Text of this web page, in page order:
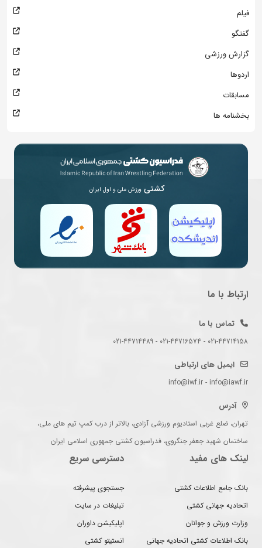
فیلم
گفتگو
گزارش ورزشی
اردوها
مسابقات
بخشنامه ها
کشتی ورزش ملی و اول ایران
ارتباط با ما
تماس با ما
021-44714158 - 021-44716574 - 021-44714489
ایمیل های ارتباطی
info@iwf.ir - info@iawf.ir
آدرس
تهران، ضلع غربی استادیوم ورزشی آزادی، بالاتر از درب کمپ تیم های ملی،
ساختمان شهید جعفر جنگروی، فدراسیون کشتی جمهوری اسلامی ایران
لینک های مفید
بانک جامع اطلاعات کشتی
اتحادیه جهانی کشتی
وزارت ورزش و جوانان
بانک اطلاعات کشتی اتحادیه جهانی
دسترسی سریع
جستجوی پیشرفته
تبلیغات در سایت
اپلیکیشن داوران
انستیتو کشتی